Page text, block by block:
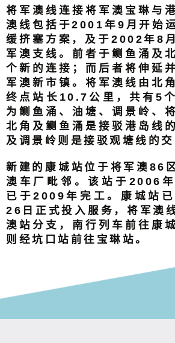
将军澳线连接将军澳宝琳与
澳线包括于2001年9月开始
缓挤塞方案，及于2002年8
军澳支线。前者于鲗鱼涌及
个新的连接；而后者将伸延
军澳新市镇。将军澳线由北
终点站长10.7公里，共有5
为鲗鱼涌、油塘、调景岭、
北角及鲗鱼涌是接驳港岛线
及调景岭则是接驳观塘线的交
新建的康城站位于将军澳86
澳车厂毗邻。该站于2006
已于2009年完工。康城站
26日正式投入服务，将军澳
澳站分支，南行列车前往康
则经坑口站前往宝琳站。